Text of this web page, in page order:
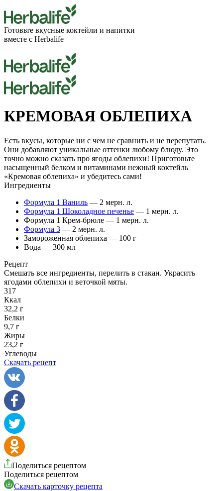
Готовьте вкусные коктейли и напитки
вместе с Herbalife
КРЕМОВАЯ ОБЛЕПИХА
Есть вкусы, которые ни с чем не сравнить и не перепутать.
Они добавляют уникальные оттенки любому блюду. Это
точно можно сказать про ягоды облепихи! Приготовьте
насыщенный белком и витаминами нежный коктейль
«Кремовая облепиха» и убедитесь сами!
Ингредиенты
Формула 1 Ваниль — 2 мерн. л.
Формула 1 Шоколадное печенье — 1 мерн. л.
Формула 1 Крем-брюле — 1 мерн. л.
Формула 3 — 2 мерн. л.
Замороженная облепиха — 100 г
Вода — 300 мл
Рецепт
Смешать все ингредиенты, перелить в стакан. Украсить
ягодами облепихи и веточкой мяты.
317
Ккал
32,2 г
Белки
9,7 г
Жиры
23,2 г
Углеводы
Скачать рецепт
Поделиться рецептом
Поделиться рецептом
Cкачать карточку рецепта